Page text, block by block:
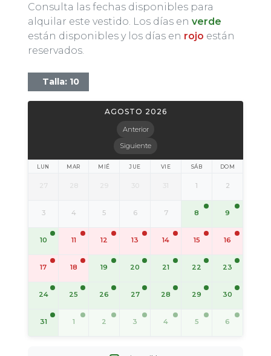
Consulta las fechas disponibles para
alquilar este vestido. Los días en verde
están disponibles y los días en rojo están
reservados.
Talla: 10
Anterior
AGOSTO 2026
Siguiente
LUN MAR MIÉ JUE VIE SÁB DOM
27 28 29 30 31 1 2
3 4 5 6 7 8 9
10 11 12 13 14 15 16
17 18 19 20 21 22 23
24 25 26 27 28 29 30
31 1 2 3 4 5 6